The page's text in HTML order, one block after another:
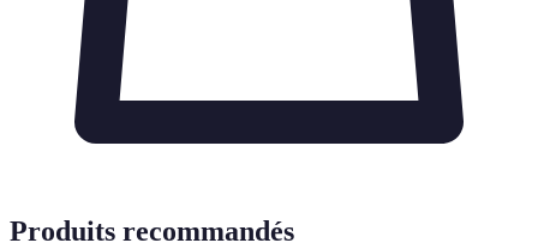
Produits recommandés